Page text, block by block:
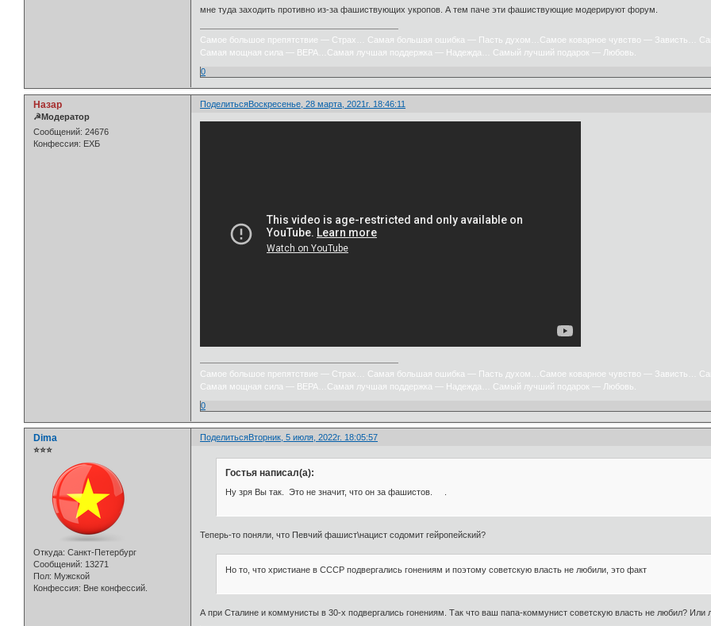
мне туда заходить противно из-за фашиствующих укропов. А тем паче эти фашиствующие модерируют форум.
Самое большое препятствие — Страх… Самая большая ошибка — Пасть духом…Самое коварное чувство — Зависть…
Самая мощная сила — ВЕРА…Самая лучшая поддержка — Надежда… Самый лучший подарок — Любовь.
0
ПоделитьсяВоскресенье, 28 марта, 2021г. 18:46:11
Назар
☭Модератор
Сообщений: 24676
Конфессия: ЕХБ
Самое большое препятствие — Страх… Самая большая ошибка — Пасть духом…Самое коварное чувство — Зависть…
Самая мощная сила — ВЕРА…Самая лучшая поддержка — Надежда… Самый лучший подарок — Любовь.
0
ПоделитьсяВторник, 5 июля, 2022г. 18:05:57
Dima
⭐⭐⭐
Откуда: Санкт-Петербург
Сообщений: 13271
Пол: Мужской
Конфессия: Вне конфессий.
Гостья написал(а):
Ну зря Вы так. Это не значит, что он за фашистов. .
Теперь-то поняли, что Певчий фашист\нацист содомит гейропейский?
Но то, что христиане в СССР подвергались гонениям и поэтому советскую власть не любили, это факт
А при Сталине и коммунисты в 30-х подвергались гонениям. Так что ваш папа-коммунист советскую власть не любил? Или